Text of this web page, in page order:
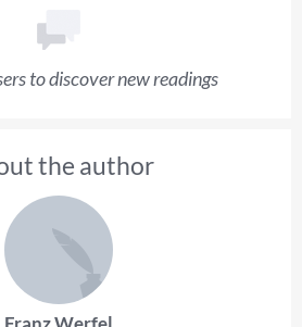
to discover new readings
the author